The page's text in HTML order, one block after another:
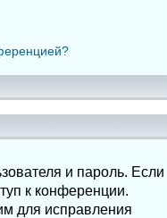
и пароль. Если
к конференции.
для исправления